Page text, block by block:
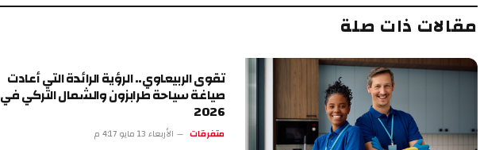
مقالات ذات صلة
تقوى الربيعاوي.. الرؤية الرائدة التي أعادت
صياغة سياحة طرابزون والشمال التركي في
2026
متفرقات الأربعاء 13 مايو 4:17 م